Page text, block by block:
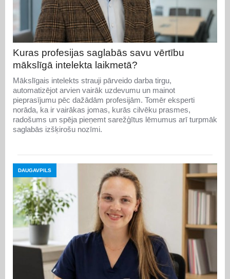
Kuras profesijas saglabās savu vērtību
mākslīgā intelekta laikmetā?
Mākslīgais intelekts strauji pārveido darba tirgu,
automatizējot arvien vairāk uzdevumu un mainot
pieprasījumu pēc dažādām profesijām. Tomēr eksperti
norāda, ka ir vairākas jomas, kurās cilvēku prasmes,
radošums un spēja pieņemt sarežģītus lēmumus arī turpmāk
saglabās izšķirošu nozīmi.
DAUGAVPILS